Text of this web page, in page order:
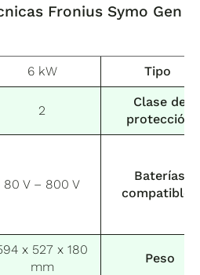
FroniusSymo Gen
6 kW Tipo
2
Clase de
protección
80 V – 800 V
Baterías
compatibles
x 527 x 180
mm
Peso